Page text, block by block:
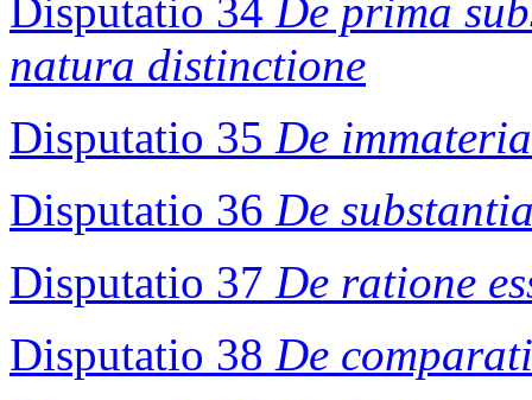
Disputatio 34 De prima
natura distinctione
Disputatio 35 De
Disputatio 36 De
Disputatio 37 De ratione
Disputatio 38 De